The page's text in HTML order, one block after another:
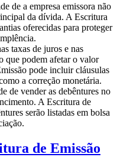
de a empresa emissora não
da dívida. A Escritura
oferecidas para proteger
taxas de juros e nas
que podem afetar o valor
pode incluir cláusulas
a correção monetária.
de vender as debêntures no
A Escritura de
serão listadas em bolsa
de Emissão